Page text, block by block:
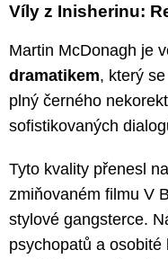
Víly z Inisherinu:
Martin McDonagh je
dramatikem, který
plný černého
sofistikovaných
Tyto kvality přenesl
zmiňovaném filmu V
stylové gangsterce.
psychopatů a